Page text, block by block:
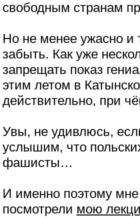
свободным странам
Но не менее ужасно и
забыть. Как уже
запрещать показ
этим летом в
действительно, при
Увы, не удивлюсь,
услышим, что
фашисты…
И именно поэтому
посмотрели мою